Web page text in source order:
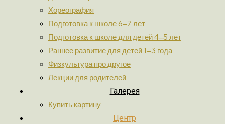
Хореография
Подготовка к школе 6-7 лет
Подготовка к школе для детей 4-5 лет
Раннее развитие для детей 1-3 года
Физкультура про другое
Лекции для родителей
Галерея
Купить картину
Центр